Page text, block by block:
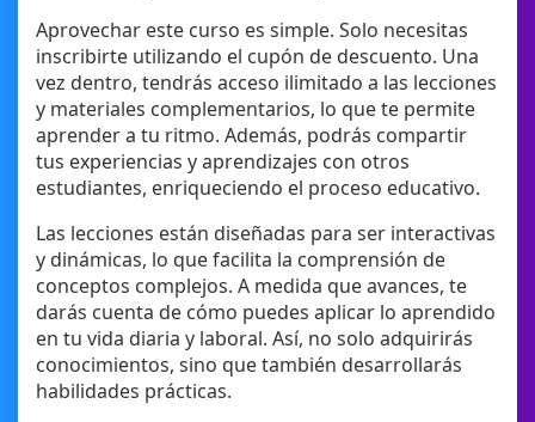
Aprovechar este curso es simple. Solo necesitas
inscribirte utilizando el cupón de descuento. Una
vez dentro, tendrás acceso ilimitado a las lecciones
y materiales complementarios, lo que te permite
aprender a tu ritmo. Además, podrás compartir
tus experiencias y aprendizajes con otros
estudiantes, enriqueciendo el proceso educativo.
Las lecciones están diseñadas para ser interactivas
y dinámicas, lo que facilita la comprensión de
conceptos complejos. A medida que avances, te
darás cuenta de cómo puedes aplicar lo aprendido
en tu vida diaria y laboral. Así, no solo adquirirás
conocimientos, sino que también desarrollarás
habilidades prácticas.